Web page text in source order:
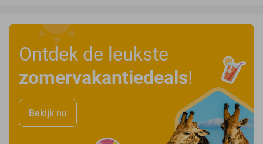
Ontdek de leukste
zomervakantiedeals!
Bekijk nu